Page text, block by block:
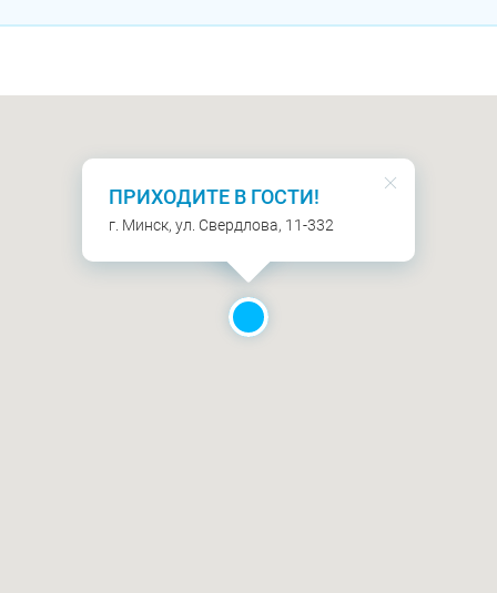
ПРИХОДИТЕ В ГОСТИ!
г. Минск, ул. Свердлова, 11-332